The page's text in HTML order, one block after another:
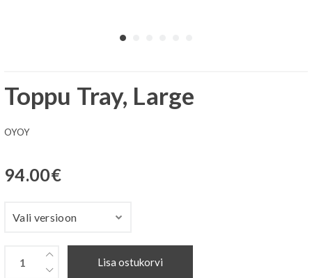
Toppu Tray, Large
OYOY
94.00€
Lisa ostukorvi